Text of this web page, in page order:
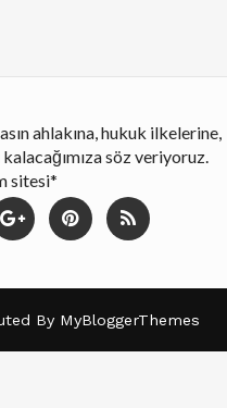
ahlakına, hukuk ilkelerine,
söz veriyoruz.
sitesi*
By MyBloggerThemes